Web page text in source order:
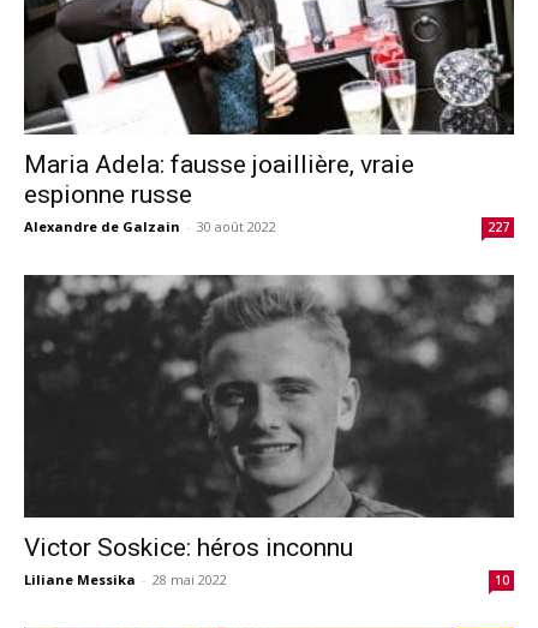
Maria Adela: fausse joaillière, vraie
espionne russe
Alexandre de Galzain - 30 août 2022 227
Victor Soskice: héros inconnu
Liliane Messika - 28 mai 2022 10